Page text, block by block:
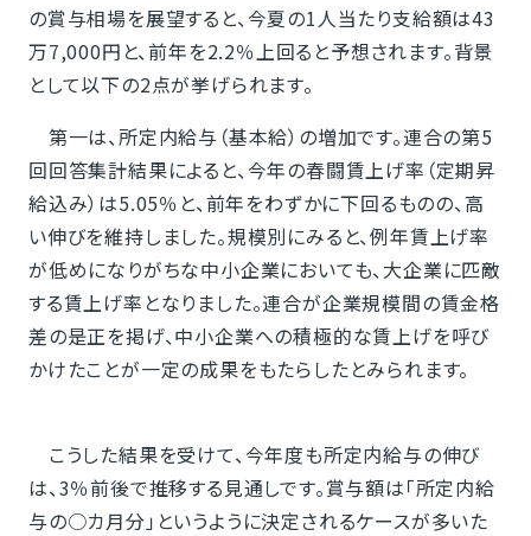
の賞与相場を展望すると、今夏の1人当たり支給額は43
万7,000円と、前年を2.2％上回ると予想されます。背景
として以下の2点が挙げられます。
第一は、所定内給与（基本給）の増加です。連合の第5
回回答集計結果によると、今年の春闘賃上げ率（定期昇
給込み）は5.05％と、前年をわずかに下回るものの、高
い伸びを維持しました。規模別にみると、例年賃上げ率
が低めになりがちな中小企業においても、大企業に匹敵
する賃上げ率となりました。連合が企業規模間の賃金格
差の是正を掲げ、中小企業への積極的な賃上げを呼び
かけたことが一定の成果をもたらしたとみられます。
こうした結果を受けて、今年度も所定内給与の伸び
は、3％前後で推移する見通しです。賞与額は「所定内給
与の○カ月分」というように決定されるケースが多いた